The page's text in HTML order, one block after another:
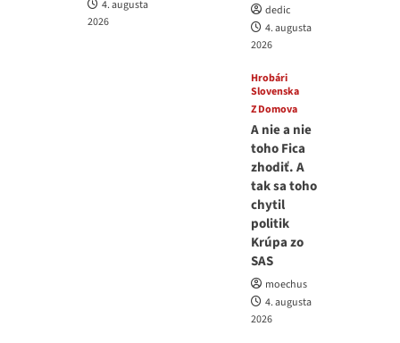
4. augusta
2026
dedic
4. augusta
2026
Hrobári
Slovenska
Z Domova
A nie a nie
toho Fica
zhodiť. A
tak sa toho
chytil
politik
Krúpa zo
SAS
moechus
4. augusta
2026